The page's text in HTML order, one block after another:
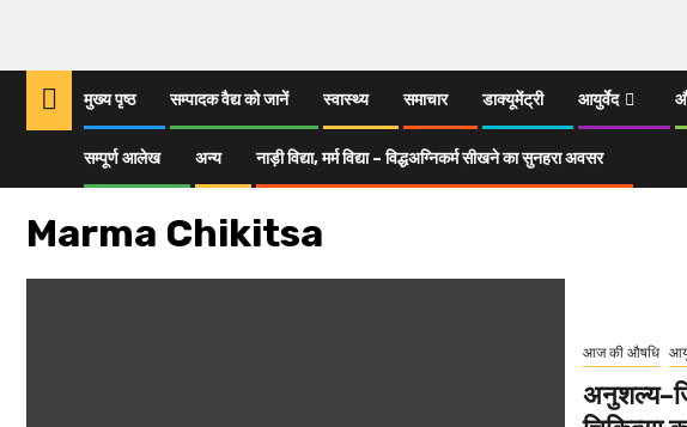
मुख्य पृष्ठ सम्पादक वैद्य को जानें स्वास्थ्य समाचार डाक्यूमेंट्री आयुर्वेद
सम्पूर्ण आलेख अन्य नाड़ी विद्या, मर्म विद्या – विद्धअग्निकर्म सीखने का सुनहरा अवसर
सम्पूर्ण आलेख Marma Chikitsa
Marma Chikitsa
आज की औषधि